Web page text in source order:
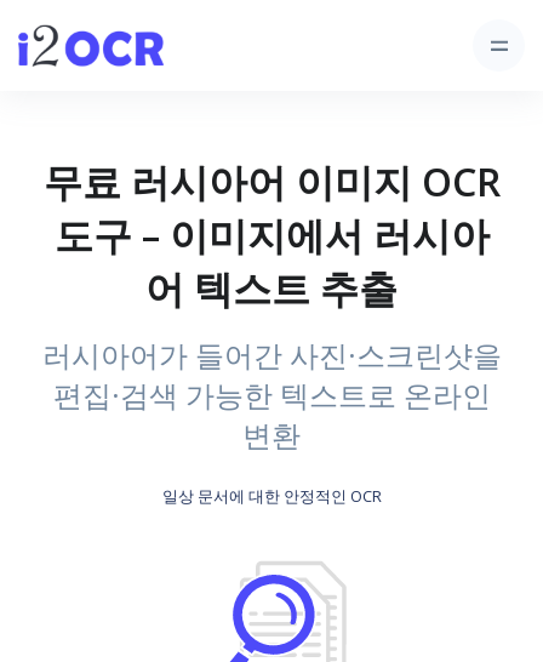
무료 러시아어 이미지 OCR
도구 – 이미지에서 러시아
어 텍스트 추출
러시아어가 들어간 사진·스크린샷을
편집·검색 가능한 텍스트로 온라인
변환
일상 문서에 대한 안정적인 OCR